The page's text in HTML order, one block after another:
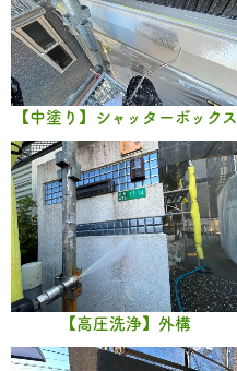
【中塗り】シャッターボックス
【高圧洗浄】外構